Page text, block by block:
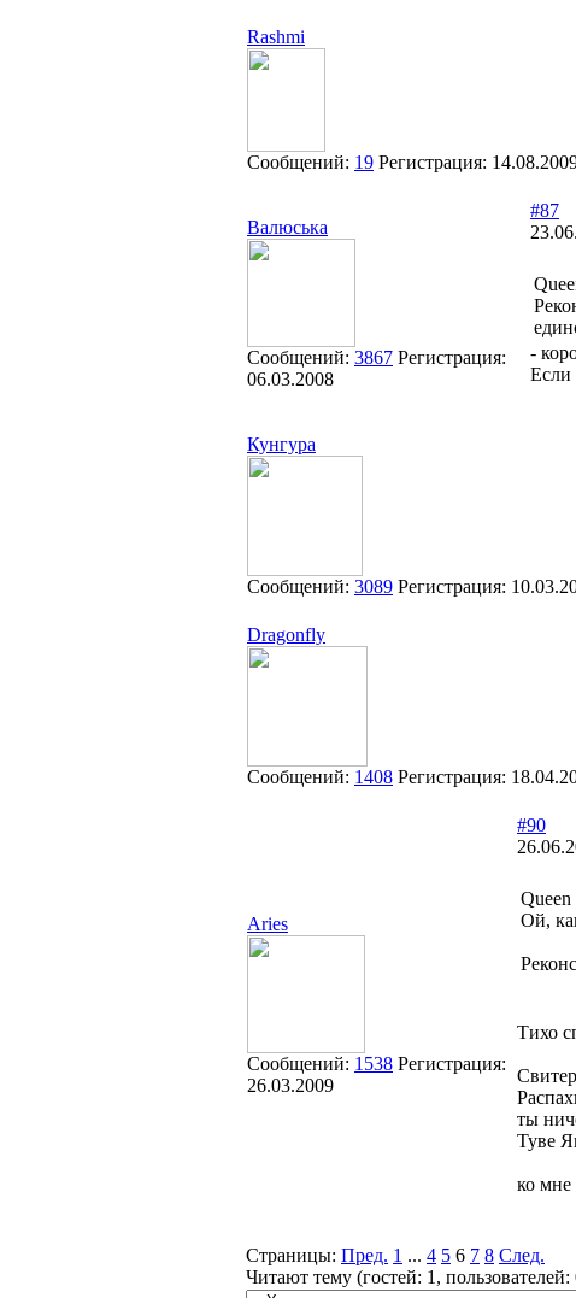
Rashmi
Сообщений: 19 Регистрация:
Валюська
Сообщений: 3867 Регистрация:
06.03.2008
#87
-
Если
Кунгура
Сообщений: 3089 Регистрация:
Dragonfly
Сообщений: 1408 Регистрация:
Aries
Сообщений: 1538 Регистрация:
26.03.2009
#90
Ой,
Тихо
ты
Туве
ко
Страницы: Пред. 1 ... 4 5 6 7 8 След.
Читают тему (гостей: 1 , пользователей: